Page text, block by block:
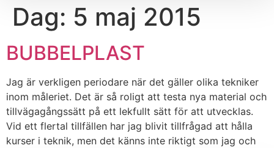
Dag: 5 maj 2015
BUBBELPLAST
Jag är verkligen periodare när det gäller olika tekniker
inom måleriet. Det är så roligt att testa nya material och
tillvägagångssätt på ett lekfullt sätt för att utvecklas.
Vid ett flertal tillfällen har jag blivit tillfrågad att hålla
kurser i teknik, men det känns inte riktigt som jag och